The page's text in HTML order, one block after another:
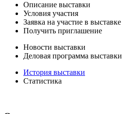
Описание выставки
Условия участия
Заявка на участие в выставке
Получить приглашение
Новости выставки
Деловая программа выставки
История выставки
Статистика